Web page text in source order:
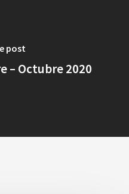
post
– Octubre 2020